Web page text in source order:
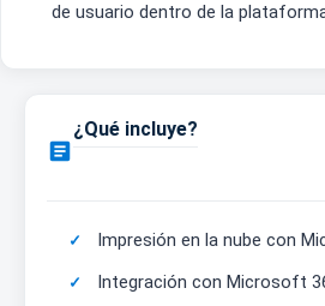
de usuario dentro de la

¿Qué incluye?
Impresión en la nube con
Integración con Microsoft